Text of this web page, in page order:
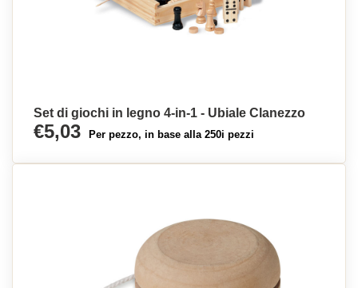
Set di giochi in legno 4-in-1 - Ubiale Clanezzo
€5,03 Per pezzo, in base alla 250i pezzi